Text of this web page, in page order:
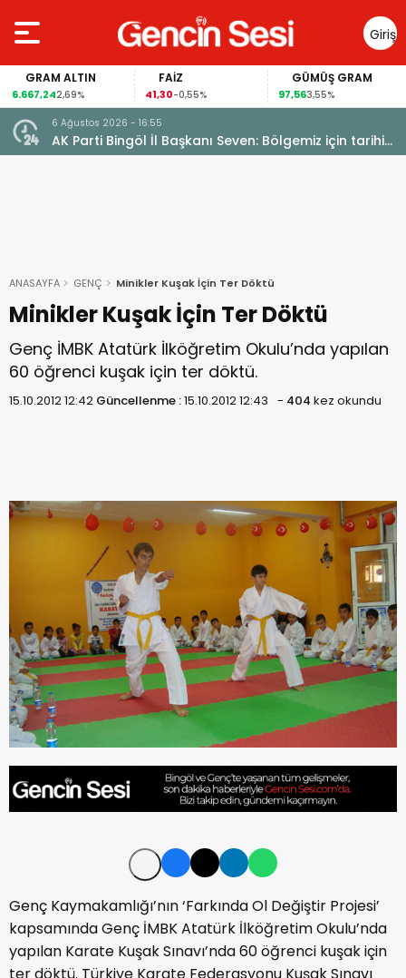
Giriş
Yap
GRAM ALTIN
6.667,242,69%
FAİZ
41,30-0,55%
GÜMÜŞ GRAM
97,563,55%
6 Ağustos 2026 - 16:52
MHP’li Varan: Terörsüz Türkiye Kalkınmanın Anahtarı
ANASAYFA GENÇ Minikler Kuşak İçin Ter Döktü
Minikler Kuşak İçin Ter Döktü
Genç İMBK Atatürk İlköğretim Okulu’nda yapılan
60 öğrenci kuşak için ter döktü.
15.10.2012 12:42 Güncellenme :15.10.2012 12:43 - 404 kez okundu
Genç Kaymakamlığı’nın ‘Farkında Ol Değiştir Projesi’
kapsamında Genç İMBK Atatürk İlköğretim Okulu’nda
yapılan Karate Kuşak Sınavı’nda 60 öğrenci kuşak için